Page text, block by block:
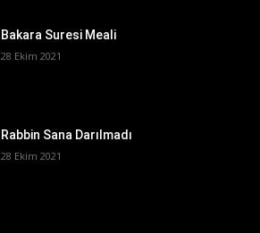
Bakara Suresi Meali
28 Ekim 2021
Rabbin Sana Darılmadı
28 Ekim 2021